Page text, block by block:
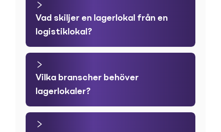
Vad skiljer en lagerlokal från en
logistiklokal?
Vilka branscher behöver
lagerlokaler?